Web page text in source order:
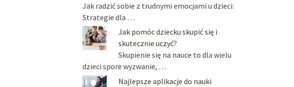
Jak radzić sobie z trudnymi emocjami u dzieci:
Strategie dla …
Jak pomóc dziecku skupić się i
skutecznie uczyć?
Skupienie się na nauce to dla wielu
dzieci spore wyzwanie, …
Najlepsze aplikacje do nauki